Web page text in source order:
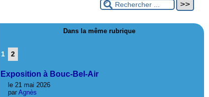
Dans la même rubrique
1 2
Exposition à Bouc-Bel-Air
le 21 mai 2026
par Agnès